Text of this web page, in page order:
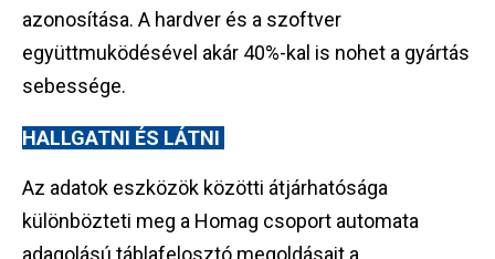
azonosítása. A hardver és a szoftver
együttmuködésével akár 40%-kal is nohet a gyártás
sebessége.
HALLGATNI ÉS LÁTNI
Az adatok eszközök közötti átjárhatósága
különbözteti meg a Homag csoport automata
adagolású táblafelosztó megoldásait a